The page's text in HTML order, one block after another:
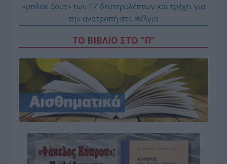
«μπλακ άουτ» των 17 δευτερολέπτων και τρέχει για
την ανατροπή στο Βέλγιο
ΤΟ ΒΙΒΛΙΟ ΣΤΟ “Π”